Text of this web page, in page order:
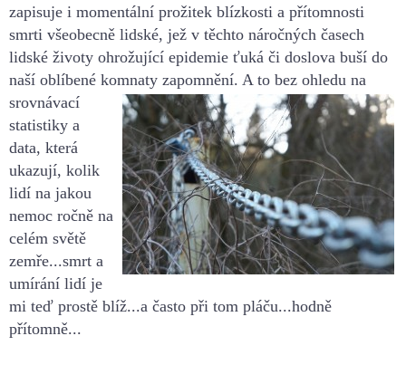
zapisuje i momentální prožitek blízkosti a přítomnosti
smrti všeobecně lidské, jež v těchto náročných časech
lidské životy ohrožující epidemie ťuká či doslova buší do
naší oblíbené komnaty zapomnění. A to bez ohledu na
srovnávací
statistiky a
data, která
ukazují, kolik
lidí na jakou
nemoc ročně na
celém světě
zemře...smrt a
umírání lidí je
mi teď prostě blíž...a často při tom pláču...hodně
přítomně...